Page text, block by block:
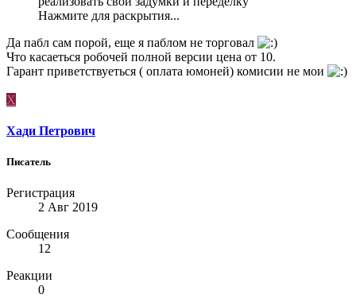
Нажмите для раскрытия...
Да пабл сам порой, еще я паблом не торговал
Что касаеться робочей полной версии цена от 10.
Гарант приветствуеться ( оплата юмоней) комисии не мои
Х
Хади Петрович
Писатель
Регистрация
2 Авг 2019
Сообщения
12
Реакции
0